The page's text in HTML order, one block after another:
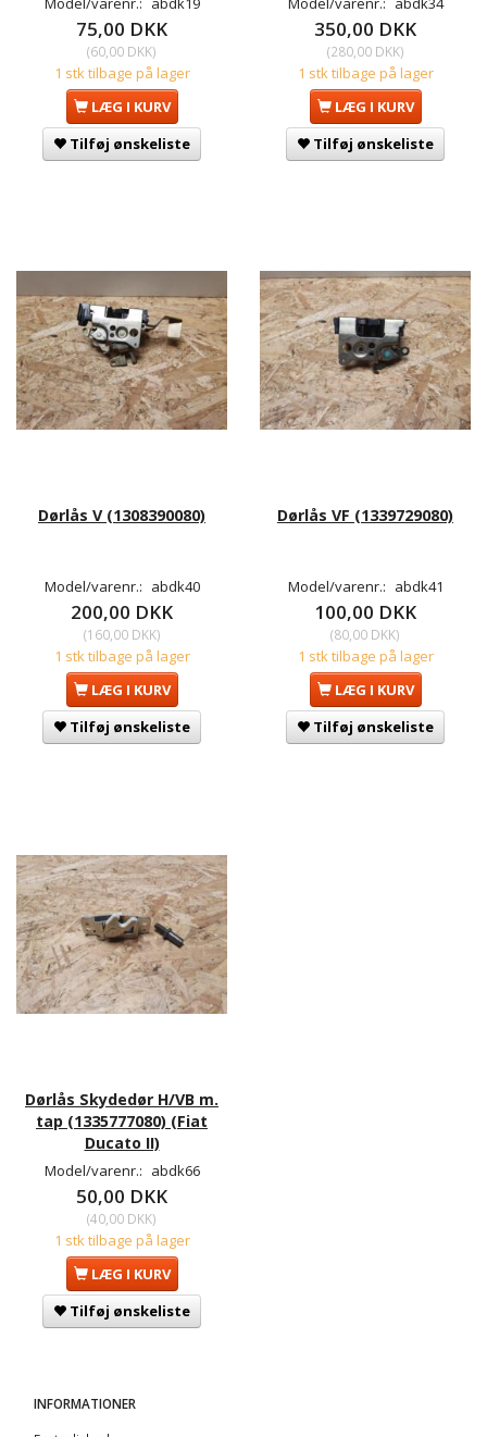
75,00 DKK
(60,00 DKK)
1 stk tilbage på lager
LÆG I KURV
Tilføj ønskeliste
350,00 DKK
(280,00 DKK)
1 stk tilbage på lager
LÆG I KURV
Tilføj ønskeliste
Dørlås V (1308390080)
Model/varenr.: abdk40
200,00 DKK
(160,00 DKK)
1 stk tilbage på lager
LÆG I KURV
Tilføj ønskeliste
Dørlås VF (1339729080)
Model/varenr.: abdk41
100,00 DKK
(80,00 DKK)
1 stk tilbage på lager
LÆG I KURV
Tilføj ønskeliste
Dørlås Skydedør H/VB m.
tap (1335777080) (Fiat
Ducato II)
Model/varenr.: abdk66
50,00 DKK
(40,00 DKK)
1 stk tilbage på lager
LÆG I KURV
Tilføj ønskeliste
INFORMATIONER